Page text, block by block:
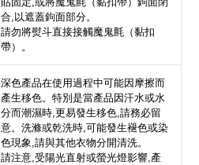
合,以遮蓋鉤面部分。
請勿將熨斗直接接觸魔鬼氈（黏扣
帶）。
深色產品在使用過程中可能因摩擦而
產生移色。特別是當產品因汗水或水
分而潮濕時,更易發生移色,請務必留
意。洗滌或乾洗時,可能發生褪色或染
色現象,請與其他衣物分開清洗。
請注意,受陽光直射或螢光燈影響,產